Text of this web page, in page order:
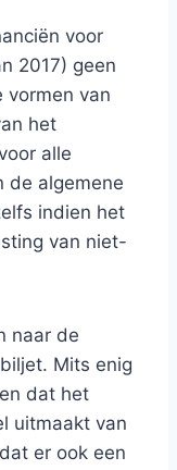
voor
2017) geen
vormen van
het
alle
de algemene
indien het
van niet-
naar de
Mits enig
dat het
uitmaakt van
er ook een